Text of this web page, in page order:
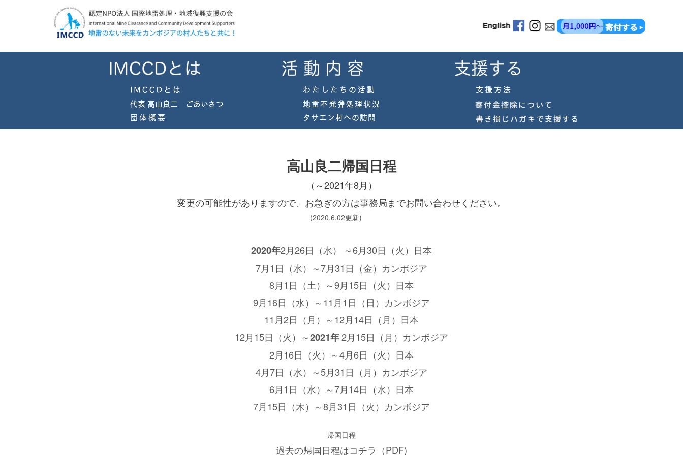
高山良二帰国日程
（～2021年8月）
変更の可能性がありますので、お急ぎの方は事務局までお問い合わせください。
(2020.6.02更新)
2020年2月26日（水）
～6月30日（火）日本
7月1日（水）～7月31日（金）カンボジア
8月1日（土）～9月15日（火）日本
9月16日（水）～11月1日（日）カンボジア
11月2日（月）～12月14日（月）日本
12月15日（火）～2021年2月15日（月）カンボジア
2月16日（火）～4月6日（火）日本
4月7日（水）～5月31日（月）カンボジア
6月1日（水）～7月14日（水）日本
7月15日（木）～8月31日（火）カンボジア
帰国日程
過去の帰国日程はコチラ（PDF)